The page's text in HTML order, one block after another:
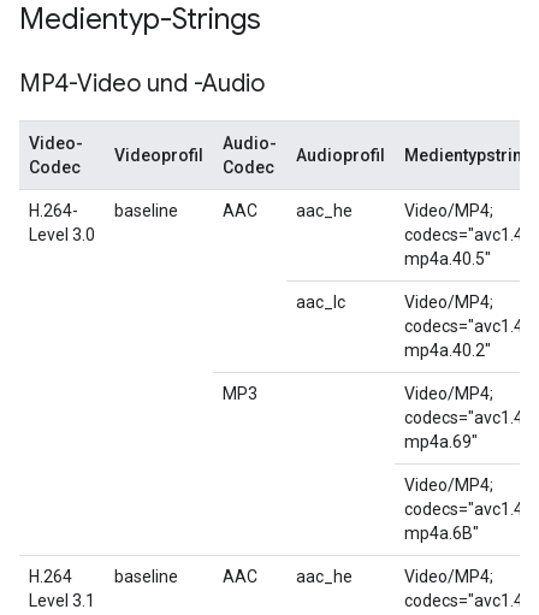
Medientyp-Strings
MP4-Video und -Audio
Video-
Codec
Videoprofil
Audio-
Codec
Audioprofil Medientypstring
H.264-
Level 3.0
baseline AAC aac_he
Video/MP4;
mp4a.40.5"
aac_lc
Video/MP4;
mp4a.40.2"
MP3
Video/MP4;
mp4a.69"
Video/MP4;
mp4a.6B"
H.264
Level 3.1
baseline AAC aac_he
Video/MP4;